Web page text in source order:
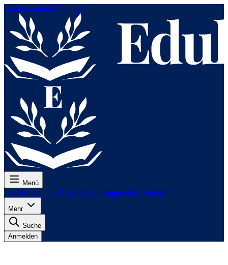
Zum Hauptinhalt springen
Menü
Preise Lektionen Tests Für Prüfungen Für Lehrkräfte
Mehr
Suche
Anmelden